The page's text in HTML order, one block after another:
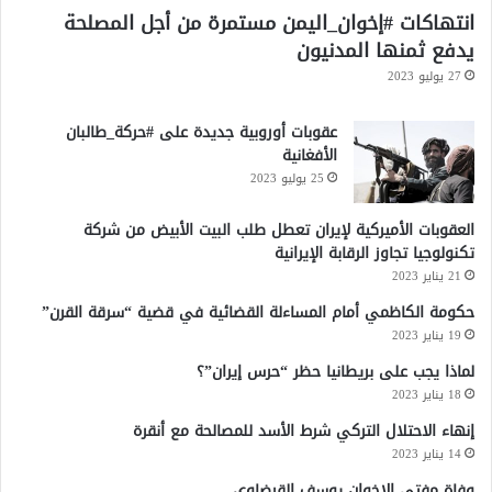
انتهاكات #إخوان_اليمن مستمرة من أجل المصلحة
يدفع ثمنها المدنيون
27 يوليو 2023
عقوبات أوروبية جديدة على #حركة_طالبان
الأفغانية
25 يوليو 2023
العقوبات الأميركية لإيران تعطل طلب البيت الأبيض من شركة
تكنولوجيا تجاوز الرقابة الإيرانية
21 يناير 2023
حكومة الكاظمي أمام المساءلة القضائية في قضية “سرقة القرن”
19 يناير 2023
لماذا يجب على بريطانيا حظر “حرس إيران”؟
18 يناير 2023
إنهاء الاحتلال التركي شرط الأسد للمصالحة مع أنقرة
14 يناير 2023